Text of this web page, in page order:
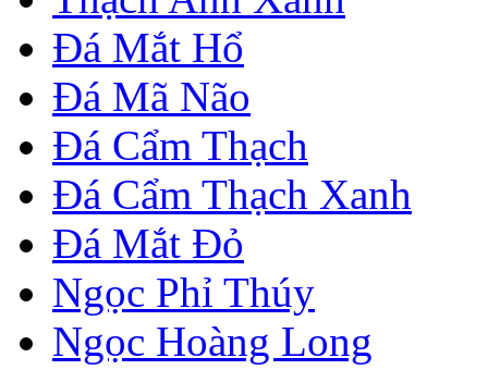
Đá Mắt Hổ
Đá Mã Não
Đá Cẩm Thạch
Đá Cẩm Thạch Xanh
Đá Mắt Đỏ
Ngọc Phỉ Thúy
Ngọc Hoàng Long